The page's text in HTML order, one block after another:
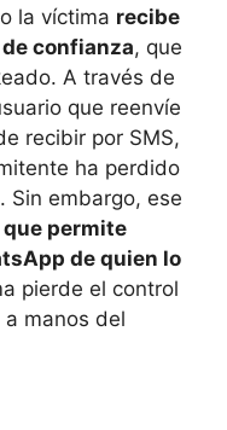
la víctima recibe
confianza, que
A través de
que reenvíe
recibir por SMS,
ha perdido
Sin embargo, ese
permite
de quien lo
pierde el control
manos del